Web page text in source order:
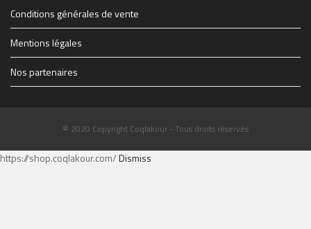
Conditions générales de vente
Mentions légales
Nos partenaires
© 2020 Copyright Coqlakour - Tous droits réservés
https://shop.coqlakour.com/Dismiss